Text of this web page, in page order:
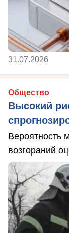
31.07.2026
Общество
Высокий
Вероятность
возгораний